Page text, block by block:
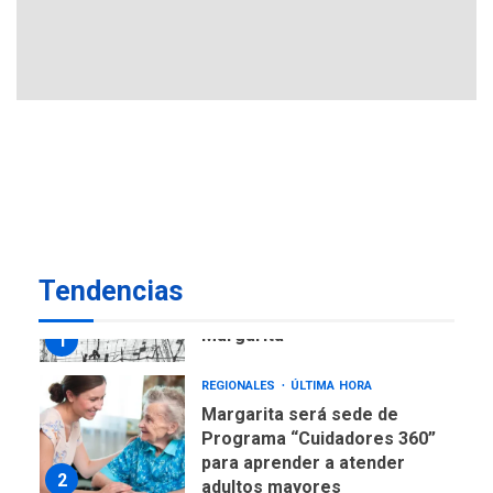
Tendencias
1
Margarita
2
REGIONALES ÚLTIMA HORA
Margarita será sede de
Programa “Cuidadores 360”
para aprender a atender
adultos mayores